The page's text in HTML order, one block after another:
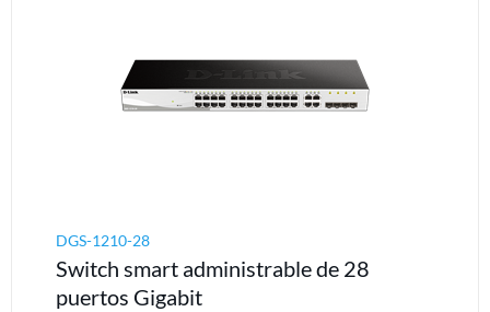
DGS-1210-28
Switch smart administrable de 28
puertos Gigabit